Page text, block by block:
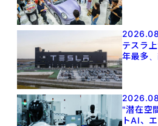
テスラ
年最多
"潜在空
トAI、